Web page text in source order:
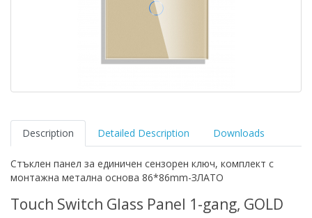
Description Detailed Description Downloads
Стъклен панел за единичен сензорен ключ, комплект с
монтажна метална основа 86*86mm-ЗЛАТО
Touch Switch Glass Panel 1-gang, GOLD